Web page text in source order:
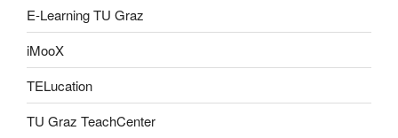
E-Learning TU Graz
iMooX
TELucation
TU Graz TeachCenter